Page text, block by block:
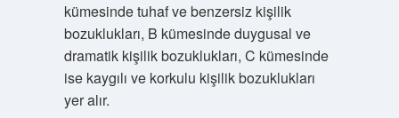
kümesinde tuhaf ve benzersiz kişilik
bozuklukları, B kümesinde duygusal ve
dramatik kişilik bozuklukları, C kümesinde
ise kaygılı ve korkulu kişilik bozuklukları
yer alır.